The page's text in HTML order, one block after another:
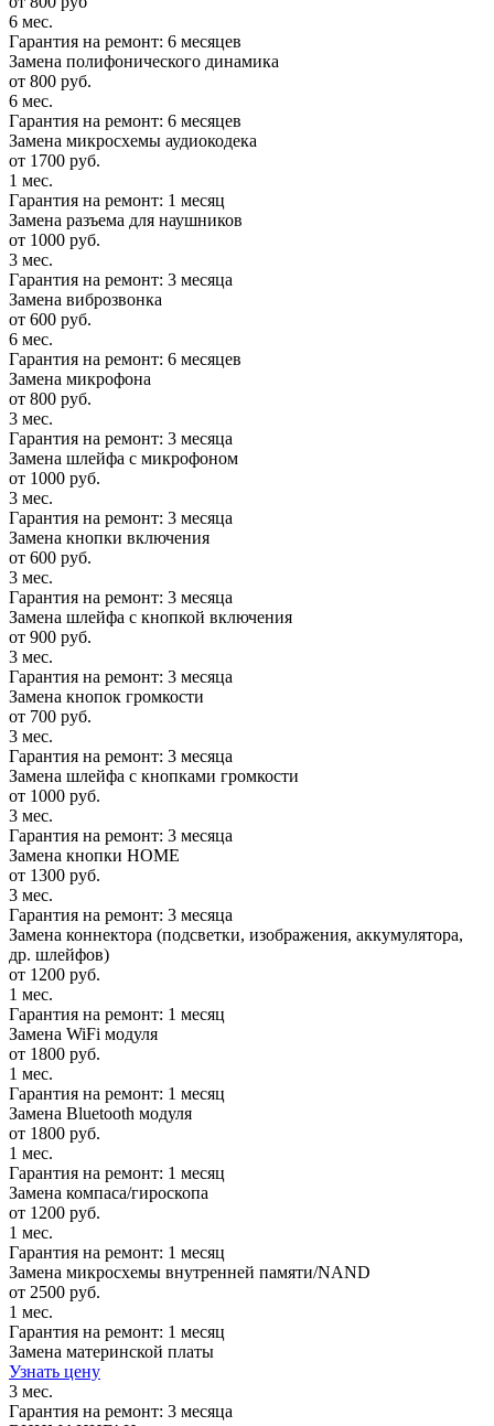
6 мес.
Гарантия на ремонт: 6 месяцев
Замена полифонического динамика
от 800 руб.
6 мес.
Гарантия на ремонт: 6 месяцев
Замена микросхемы аудиокодека
от 1700 руб.
1 мес.
Гарантия на ремонт: 1 месяц
Замена разъема для наушников
от 1000 руб.
3 мес.
Гарантия на ремонт: 3 месяца
Замена виброзвонка
от 600 руб.
6 мес.
Гарантия на ремонт: 6 месяцев
Замена микрофона
от 800 руб.
3 мес.
Гарантия на ремонт: 3 месяца
Замена шлейфа с микрофоном
от 1000 руб.
3 мес.
Гарантия на ремонт: 3 месяца
Замена кнопки включения
от 600 руб.
3 мес.
Гарантия на ремонт: 3 месяца
Замена шлейфа с кнопкой включения
от 900 руб.
3 мес.
Гарантия на ремонт: 3 месяца
Замена кнопок громкости
от 700 руб.
3 мес.
Гарантия на ремонт: 3 месяца
Замена шлейфа с кнопками громкости
от 1000 руб.
3 мес.
Гарантия на ремонт: 3 месяца
Замена кнопки HOME
от 1300 руб.
3 мес.
Гарантия на ремонт: 3 месяца
Замена коннектора (подсветки, изображения, аккумулятора,
др. шлейфов)
от 1200 руб.
1 мес.
Гарантия на ремонт: 1 месяц
Замена WiFi модуля
от 1800 руб.
1 мес.
Гарантия на ремонт: 1 месяц
Замена Bluetooth модуля
от 1800 руб.
1 мес.
Гарантия на ремонт: 1 месяц
Замена компаса/гироскопа
от 1200 руб.
1 мес.
Гарантия на ремонт: 1 месяц
Замена микросхемы внутренней памяти/NAND
от 2500 руб.
1 мес.
Гарантия на ремонт: 1 месяц
Замена материнской платы
Узнать цену
3 мес.
Гарантия на ремонт: 3 месяца